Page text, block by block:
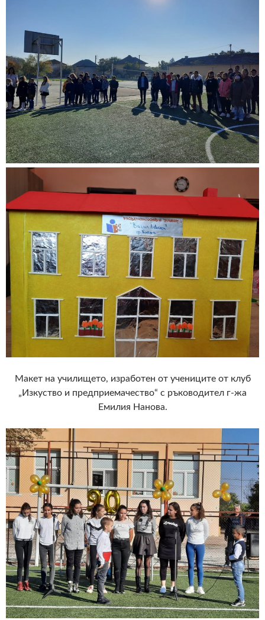
Макет на училището, изработен от учениците от клуб
„Изкуство и предприемачество“ с ръководител г-жа
Емилия Нанова.